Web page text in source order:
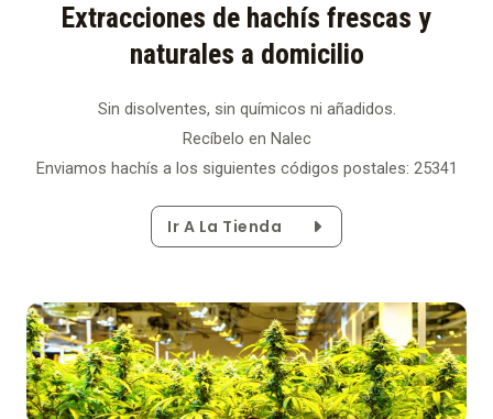
Extracciones de hachís frescas y
naturales a domicilio
Sin disolventes, sin químicos ni añadidos.
Recíbelo en Nalec
Enviamos hachís a los siguientes códigos postales: 25341
Ir A La Tienda